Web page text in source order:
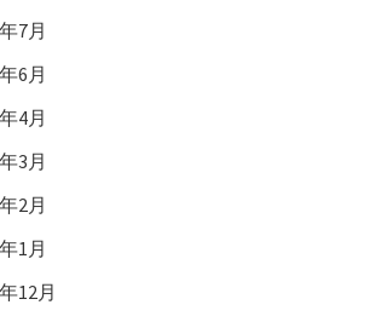
7月
6月
4月
3月
2月
1月
12月